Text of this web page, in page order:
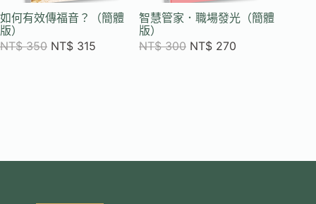
如何有效傳福音？（簡體
版）
NT$350 NT$ 315
智慧管家．職場發光（簡體
版）
NT$300 NT$ 270